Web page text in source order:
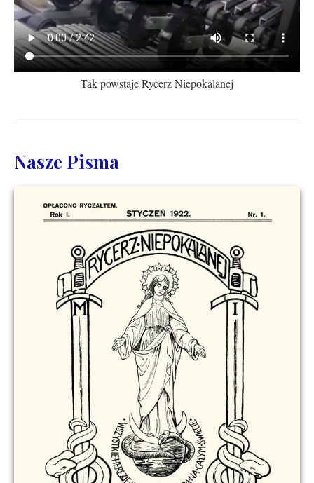
Tak powstaje Rycerz Niepokalanej
Nasze Pisma